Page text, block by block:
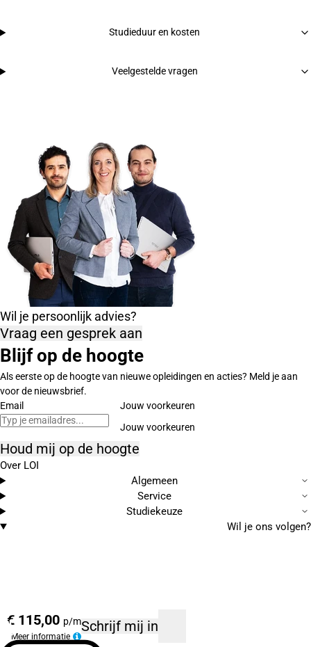
€ 115,00 p/m
Meer informatie
Schrijf mij in
Studieduur en kosten
Veelgestelde vragen
Wil je persoonlijk advies?
Vraag een gesprek aan
Blijf op de hoogte
Als eerste op de hoogte van nieuwe opleidingen en acties? Meld je aan
voor de nieuwsbrief.
Email
Jouw voorkeuren
Houd mij op de hoogte
Over LOI
Algemeen
Service
Studiekeuze
Wil je ons volgen?